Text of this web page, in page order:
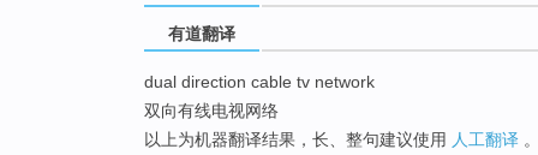
有道翻译
dual direction cable tv network
双向有线电视网络
以上为机器翻译结果，长、整句建议使用 人工翻译